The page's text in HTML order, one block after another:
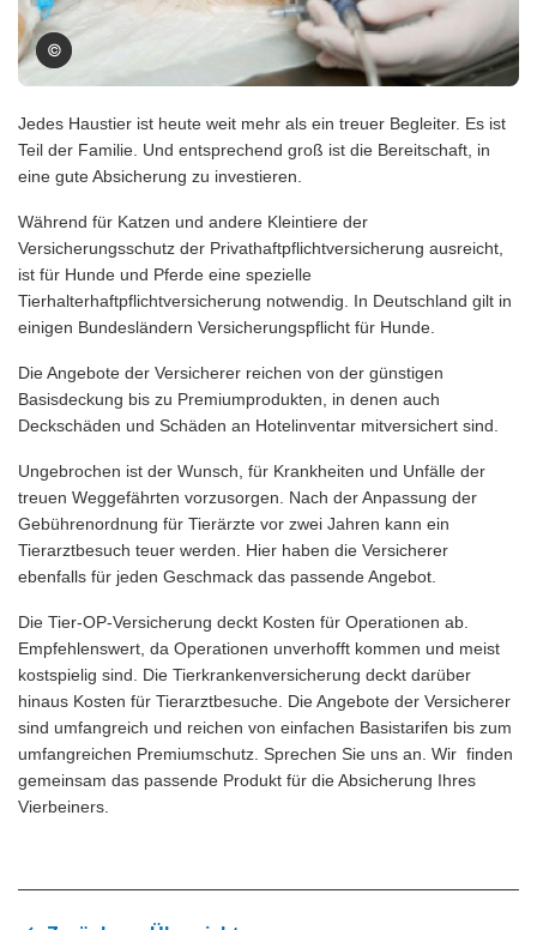
Jedes Haustier ist heute weit mehr als ein treuer Begleiter. Es ist
Teil der Familie. Und entsprechend groß ist die Bereitschaft, in
eine gute Absicherung zu investieren.
Während für Katzen und andere Kleintiere der
Versicherungsschutz der Privathaftpflichtversicherung ausreicht,
ist für Hunde und Pferde eine spezielle
Tierhalterhaftpflichtversicherung notwendig. In Deutschland gilt in
einigen Bundesländern Versicherungspflicht für Hunde.
Die Angebote der Versicherer reichen von der günstigen
Basisdeckung bis zu Premiumprodukten, in denen auch
Deckschäden und Schäden an Hotelinventar mitversichert sind.
Ungebrochen ist der Wunsch, für Krankheiten und Unfälle der
treuen Weggefährten vorzusorgen. Nach der Anpassung der
Gebührenordnung für Tierärzte vor zwei Jahren kann ein
Tierarztbesuch teuer werden. Hier haben die Versicherer
ebenfalls für jeden Geschmack das passende Angebot.
Die Tier-OP-Versicherung deckt Kosten für Operationen ab.
Empfehlenswert, da Operationen unverhofft kommen und meist
kostspielig sind. Die Tierkrankenversicherung deckt darüber
hinaus Kosten für Tierarztbesuche. Die Angebote der Versicherer
sind umfangreich und reichen von einfachen Basistarifen bis zum
umfangreichen Premiumschutz. Sprechen Sie uns an. Wir finden
gemeinsam das passende Produkt für die Absicherung Ihres
Vierbeiners.